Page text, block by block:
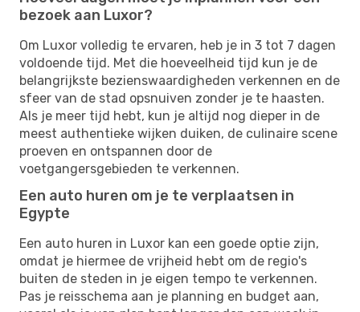
bezoek aan Luxor?
Om Luxor volledig te ervaren, heb je in 3 tot 7 dagen
voldoende tijd. Met die hoeveelheid tijd kun je de
belangrijkste bezienswaardigheden verkennen en de
sfeer van de stad opsnuiven zonder je te haasten.
Als je meer tijd hebt, kun je altijd nog dieper in de
meest authentieke wijken duiken, de culinaire scene
proeven en ontspannen door de
voetgangersgebieden te verkennen.
Een auto huren om je te verplaatsen in
Egypte
Een auto huren in Luxor kan een goede optie zijn,
omdat je hiermee de vrijheid hebt om de regio's
buiten de steden in je eigen tempo te verkennen.
Pas je reisschema aan je planning en budget aan,